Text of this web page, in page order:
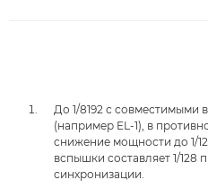
До 1/8192 с совместимыми
(например EL-1), в
снижение мощности до 1/
вспышки составляет 1/128
синхронизации.